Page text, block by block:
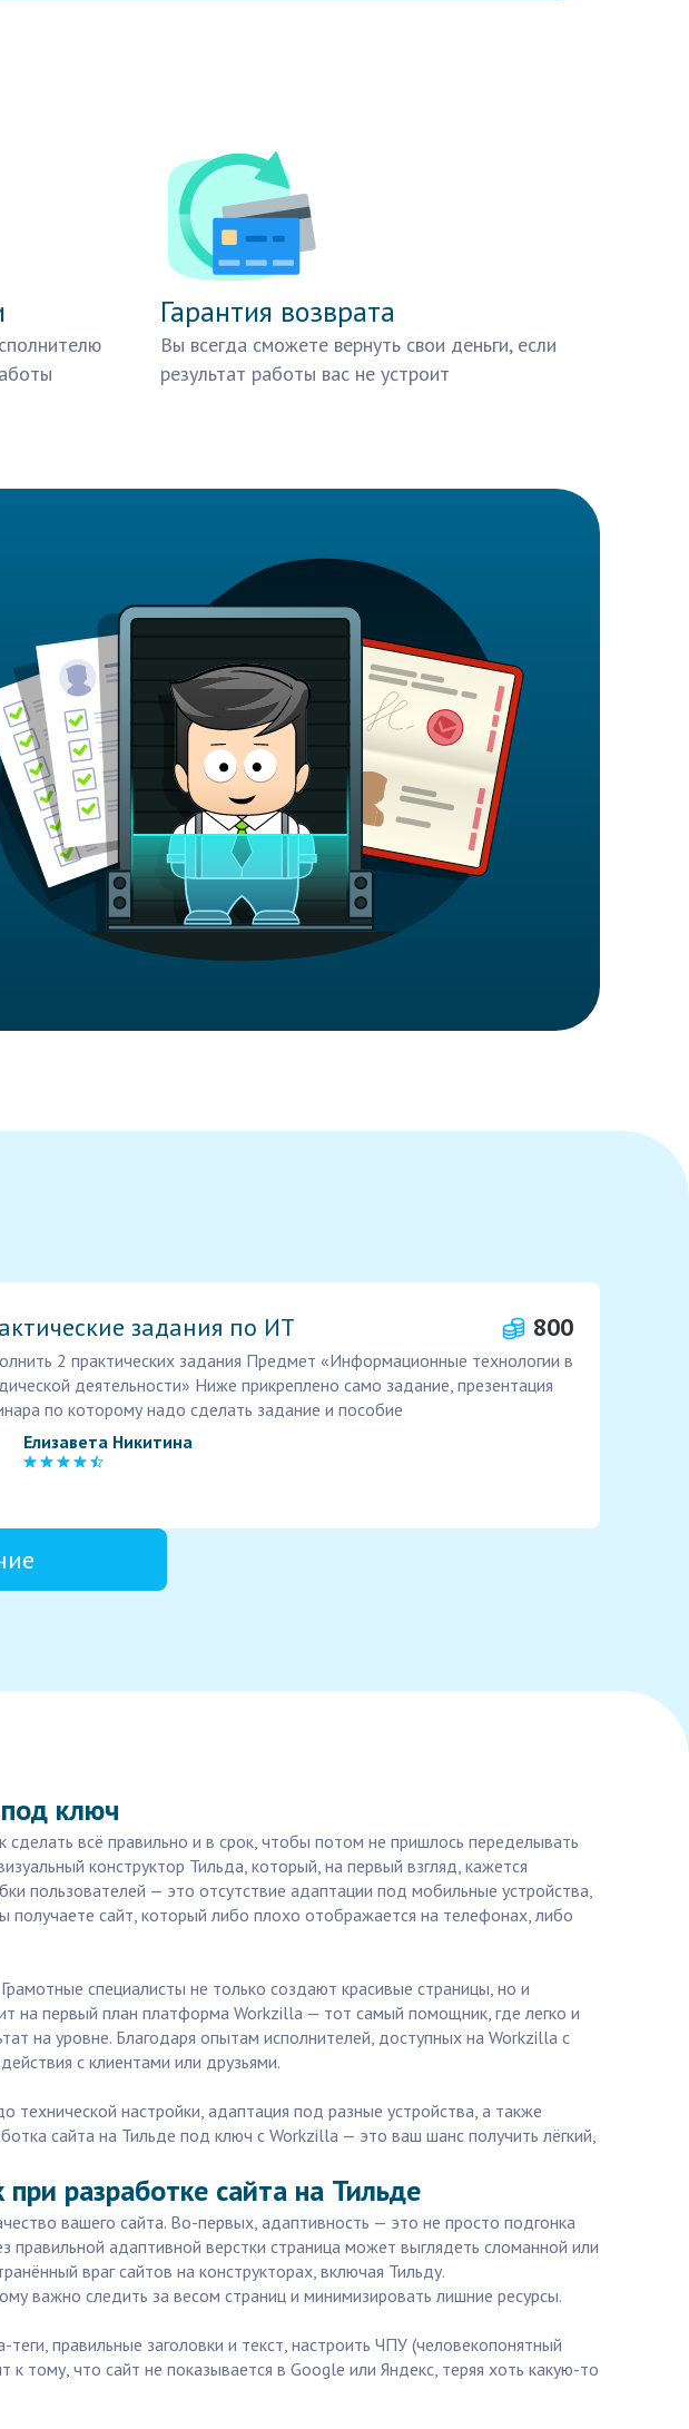
Гарантия возврата
Вы всегда сможете вернуть свои деньги, если
результат работы вас не устроит
задания по ИТ 800
2 практических задания Предмет «Информационные технологии в
деятельности» Ниже прикреплено само задание, презентация
по которому надо сделать задание и пособие
Елизавета Никитина
ключ
всё правильно и в срок, чтобы потом не пришлось переделывать
конструктор Тильда, который, на первый взгляд, кажется
пользователей — это отсутствие адаптации под мобильные устройства,
получаете сайт, который либо плохо отображается на телефонах, либо
специалисты не только создают красивые страницы, но и
на первый план платформа Workzilla — тот самый помощник, где легко и
на уровне. Благодаря опытам исполнителей, доступных на Workzilla с
с клиентами или друзьями.
настройки, адаптация под разные устройства, а также
сайта на Тильде под ключ с Workzilla — это ваш шанс получить лёгкий,
разработке сайта на Тильде
вашего сайта. Во-первых, адаптивность — это не просто подгонка
адаптивной верстки страница может выглядеть сломанной или
враг сайтов на конструкторах, включая Тильду.
важно следить за весом страниц и минимизировать лишние ресурсы.
правильные заголовки и текст, настроить ЧПУ (человекопонятный
тому, что сайт не показывается в Google или Яндекс, теряя хоть какую-то